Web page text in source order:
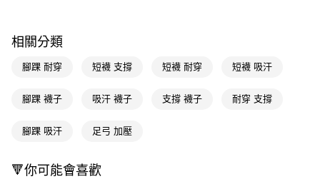
相關說明
【關於「AFTEE先享後付」】
１．簡單：不需註冊會員、不需綁卡、不需儲值。
３．安心：先確認商品／服務後，再付款。
１．於結帳方式選擇「AFTEE先享後付」後，將跳轉至「AFTEE先享後付」
結帳頁面，進行簡訊認證並確認金額後，即可完成結帳。
即享券
全家取貨付款
付款後全家取貨
相關分類
腳踝 耐穿 短襪 支撐 短襪 耐穿 短襪 吸汗
腳踝 襪子 吸汗 襪子 支撐 襪子 耐穿 支撐
腳踝 吸汗 足弓 加壓
🔻你可能會喜歡